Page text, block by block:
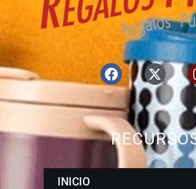
INICIO